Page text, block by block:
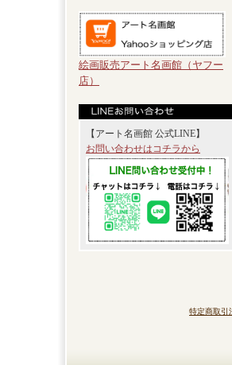
絵画販売アート名画館（ヤフー
店）
【アート名画館 公式LINE】
お問い合わせはコチラから
特定商取引